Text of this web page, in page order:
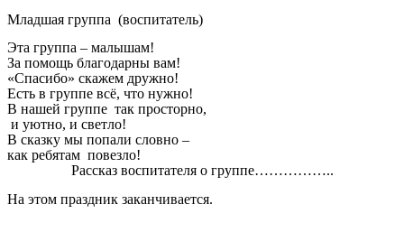
Младшая группа (воспитатель)
Эта группа – малышам!
За помощь благодарны вам!
«Спасибо» скажем дружно!
Есть в группе всё, что нужно!
В нашей группе так просторно,
и уютно, и светло!
В сказку мы попали словно –
как ребятам повезло!
Рассказ воспитателя о группе……………..
На этом праздник заканчивается.